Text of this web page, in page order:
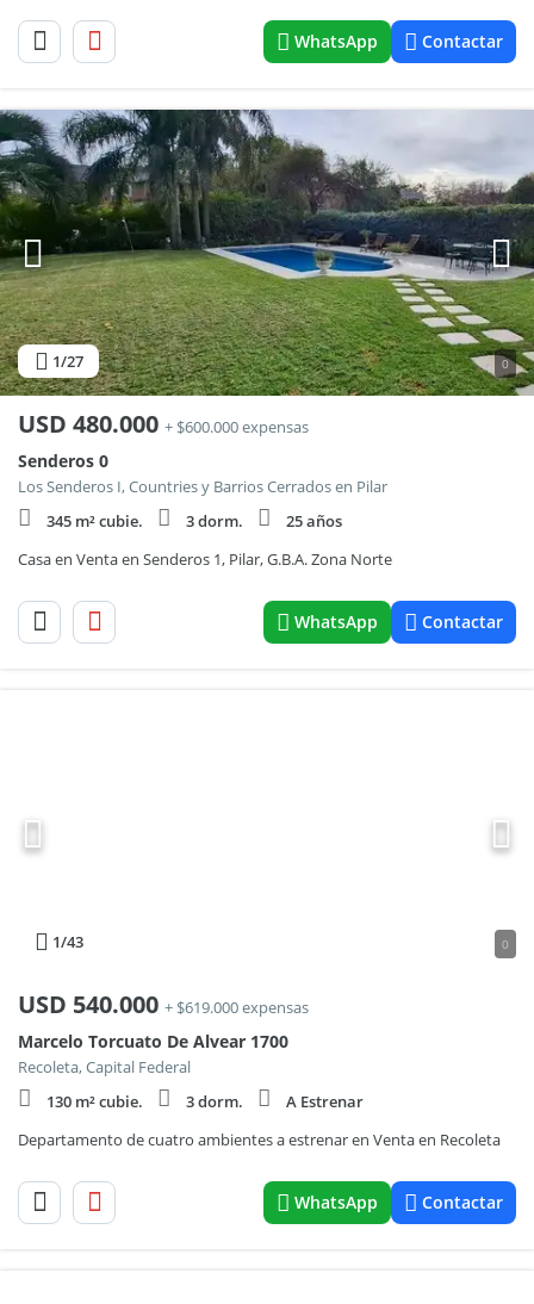
WhatsApp Contactar
1/27 0
USD 480.000 + $600.000 expensas
Senderos 0
Los Senderos I, Countries y Barrios Cerrados en Pilar
345 m² cubie.
3 dorm.
25 años
Casa en Venta en Senderos 1, Pilar, G.B.A. Zona Norte
WhatsApp Contactar
1/43 0
USD 540.000 + $619.000 expensas
Marcelo Torcuato De Alvear 1700
Recoleta, Capital Federal
130 m² cubie.
3 dorm.
A Estrenar
Departamento de cuatro ambientes a estrenar en Venta en Recoleta
WhatsApp Contactar